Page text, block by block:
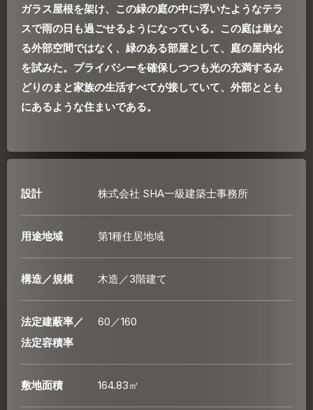
ガラス屋根を架け、この緑の庭の中に浮いたようなテラ
スで雨の日も過ごせるようになっている。この庭は単な
る外部空間ではなく、緑のある部屋として、庭の屋内化
を試みた。プライバシーを確保しつつも光の充満するみ
どりのまと家族の生活すべてが接していて、外部ととも
にあるような住まいである。
設計 株式会社 SHA一級建築士事務所
用途地域 第1種住居地域
構造／規模 木造／3階建て
法定建蔽率／
法定容積率
60／160
敷地面積 164.83㎡